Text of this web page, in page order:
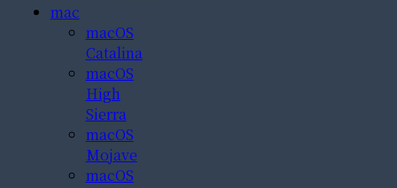
mac
macOS
Catalina
macOS
High
Sierra
macOS
Mojave
macOS